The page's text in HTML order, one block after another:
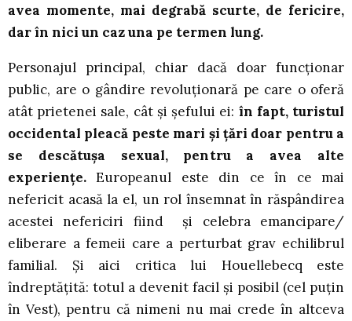
avea momente, mai degrabă scurte, de fericire,
dar în nici un caz una pe termen lung.
Personajul principal, chiar dacă doar funcţionar
public, are o gândire revoluţionară pe care o oferă
atât prietenei sale, cât şi şefului ei: în fapt, turistul
occidental pleacă peste mari şi ţări doar pentru a
se descătuşa sexual, pentru a avea alte
experienţe. Europeanul este din ce în ce mai
nefericit acasă la el, un rol însemnat în răspândirea
acestei nefericiri fiind şi celebra emancipare/
eliberare a femeii care a perturbat grav echilibrul
familial. Şi aici critica lui Houellebecq este
îndreptăţită: totul a devenit facil şi posibil (cel puţin
în Vest), pentru că nimeni nu mai crede în altceva